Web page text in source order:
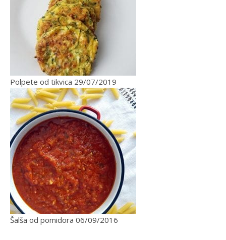
Polpete od tikvica 29/07/2019
Šalša od pomidora 06/09/2016